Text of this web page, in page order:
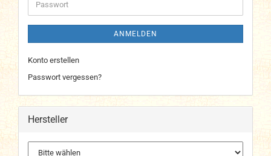
Passwort
ANMELDEN
Konto erstellen
Passwort vergessen?
Hersteller